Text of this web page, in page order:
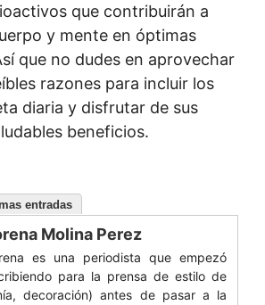
que contribuirán a
y mente en óptimas
que no dudes en aprovechar
razones para incluir los
diaria y disfrutar de sus
beneficios.
entradas
Molina Perez
es una periodista que empezó
para la prensa de estilo de
decoración) antes de pasar a la